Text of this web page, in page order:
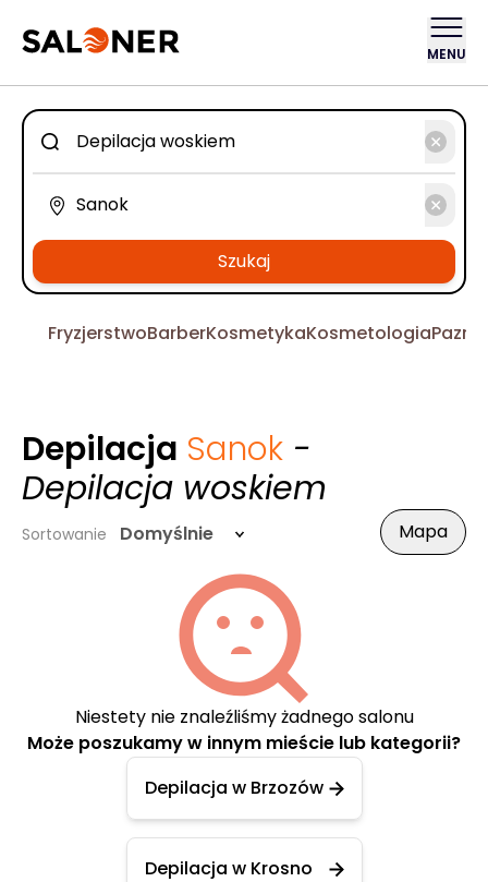
MENU
Szukaj
FryzjerstwoBarberKosmetykaKosmetologia
Depilacja Sanok -
Depilacja woskiem
Sortowanie Domyślnie Mapa
Niestety nie znaleźliśmy żadnego salonu
Może poszukamy w innym mieście lub kategorii?
Depilacja w Brzozów
Depilacja w Krosno